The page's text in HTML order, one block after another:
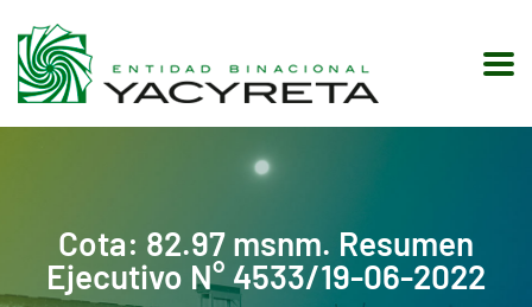
Cota: 82.97 msnm. Resumen
Ejecutivo N° 4533/19-06-2022